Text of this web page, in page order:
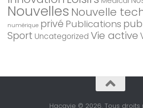
Nouvelles Nouvelle
numérique privé Publications
Sport Uncategorized Vie active
Hacavie © 2026. Tous droits